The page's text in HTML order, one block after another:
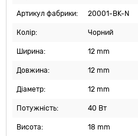
Артикул фабрики: 20001-BK-N
Колір: Чорний
Ширина: 12 mm
Довжина: 12 mm
Діаметр: 12 mm
Потужність: 40 Вт
Висота: 18 mm